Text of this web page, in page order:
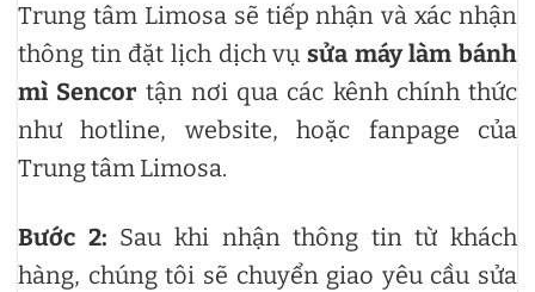
Trung tâm Limosa sẽ tiếp nhận và xác nhận
thông tin đặt lịch dịch vụ sửa máy làm bánh
mì Sencor tận nơi qua các kênh chính thức
như hotline, website, hoặc fanpage của
Trung tâm Limosa.
Bước 2: Sau khi nhận thông tin từ khách
hàng, chúng tôi sẽ chuyển giao yêu cầu sửa